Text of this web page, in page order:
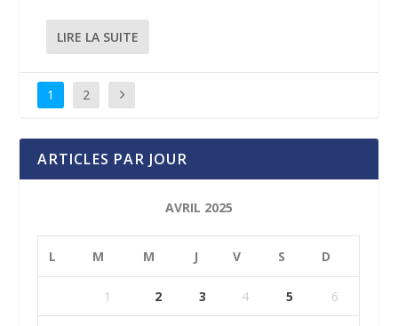
LIRE LA SUITE
1 2
ARTICLES PAR JOUR
AVRIL 2025
L M M J V S D
1 2 3 4 5 6